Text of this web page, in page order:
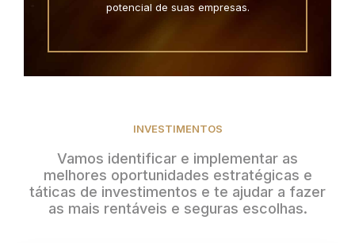
potencial de suas empresas.
INVESTIMENTOS
Vamos identificar e implementar as
melhores oportunidades estratégicas e
táticas de investimentos e te ajudar a fazer
as mais rentáveis e seguras escolhas.